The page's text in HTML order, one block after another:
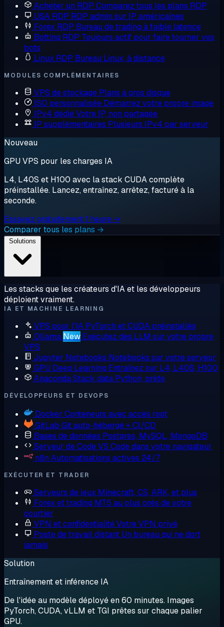
Acheter un RDP Comparez tous les plans RDP
USA RDP RDP admin sur IP américaines
Forex RDP Bureau de trading à faible latence
Botting RDP Toujours actif pour faire tourner vos
bots
Linux RDP Bureau Linux, à distance
MODULES COMPLÉMENTAIRES
VPS de stockage Plans à gros disque
ISO personnalisée Démarrez votre propre image
IPv4 dédiéVotre IP, non partagée
IP supplémentaires Plusieurs IPv4 par serveur
Nouveau
GPU VPS pour les charges IA
L4, L40S et H100 avec la stack CUDA complète
préinstallée. Lancez, entraînez, arrêtez, facturé à la
seconde.
Essayez gratuitement 1 heure →
Comparer tous les plans →
Les stacks que les créateurs d'IA et les développeurs
déploient vraiment.
IA ET MACHINE LEARNING
VPS pour l'IA PyTorch et CUDA préinstallés
Ollama New Exécutez des LLM sur votre propre
VPS
Jupyter Notebooks Notebooks sur votre serveur
GPU Deep Learning Entraînez sur L4, L40S, H100
AnacondaStack data Python, prête
DÉVELOPPEURS ET DEVOPS
Docker Conteneurs avec accès root
GitLab Git auto-hébergé + CI/CD
Bases de données Postgres, MySQL, MongoDB
Serveur de CodeVS Code dans votre navigateur
n8n Automatisations actives 24/7
EXÉCUTER ET TRADER
Serveurs de jeux Minecraft, CS, ARK, et plus
Forex et trading MT5 au plus près de votre
courtier
VPN et confidentialitéVotre VPN privé
Poste de travail distant Un bureau qui ne dort
jamais
Solution
Entraînement et inférence IA
De l'idée au modèle déployé en 60 minutes. Images
PyTorch, CUDA, vLLM et TGI prêtes sur chaque palier
GPU.